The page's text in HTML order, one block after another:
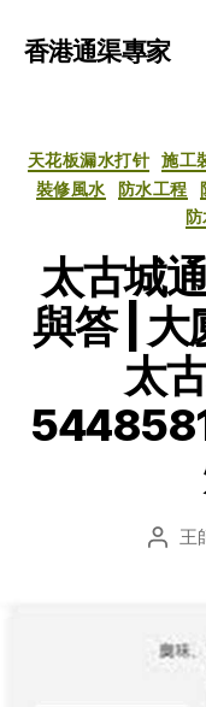
香港通渠專家
天花板漏水打针 施工
裝修風水
防水工程
太古城
與答 | 大
太
文 王